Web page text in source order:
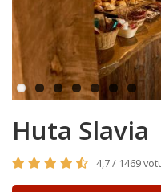
Huta Slavia
4,7 / 1469